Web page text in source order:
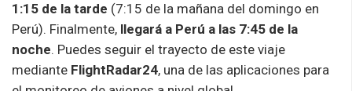
1:15 de la tarde (7:15 de la mañana del domingo en
Perú). Finalmente, llegará a Perú a las 7:45 de la
noche. Puedes seguir el trayecto de este viaje
mediante FlightRadar24, una de las aplicaciones para